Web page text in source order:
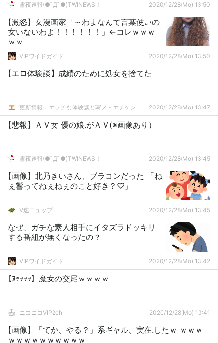
雪夜速報(●ﾟДﾟ●)TWINEWS！ 2020/12/28(Mo) 13:50
【激怒】女漫画家「～わよなんて言葉使いの
女いないわよ！！！！！！」←コレｗｗｗ
ｗｗ
VIPワイドガイド 2020/12/28(Mo) 13:50
【エロ体験談】成績のために処女を捨てた
更新情報：エッチな体験談と写メ - エチケン 2020/12/28(Mo) 13:47
【悲報】ＡＶ女 優の娘.がＡＶ(※画像あり）
雪夜速報(●ﾟДﾟ●)TWINEWS！ 2020/12/28(Mo) 13:45
【画像】北乃きいさん、ブラコンだった 「ね
ぇ響ってねぇねぇのこと好き？♡」
V速ニュップ 2020/12/28(Mo) 13:45
なぜ、ガチな素人相手にイタズラドッキリ
する番組が無くなったの？
VIPワイドガイド 2020/12/28(Mo) 13:42
【ﾇｯｯｯｯ】魔女の交尾ｗｗｗｗ
ニコニコVIP2ch 2020/12/28(Mo) 13:41
【画像】「てか、やる？」系ギャル、実在.したｗ ｗｗｗ
ｗｗｗｗｗｗｗｗｗｗ